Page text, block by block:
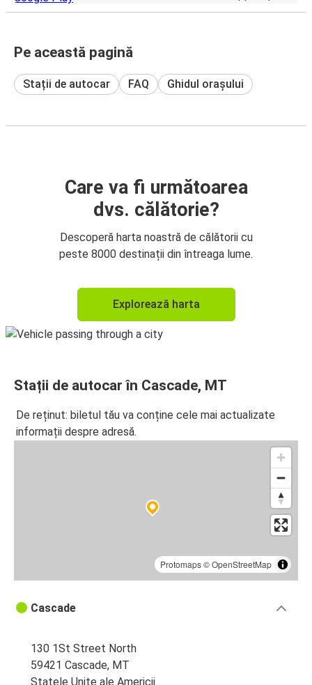
Pe această pagină
Stații de autocar FAQ Ghidul orașului
Care va fi următoarea
dvs. călătorie?
Descoperă harta noastră de călătorii cu
peste 8000 destinații din întreaga lume.
Explorează harta
Stații de autocar în Cascade, MT
De reținut: biletul tău va conține cele mai actualizate
informații despre adresă.
Protomaps©OpenStreetMap
Cascade
130 1St Street North
59421 Cascade, MT
Statele Unite ale Americii